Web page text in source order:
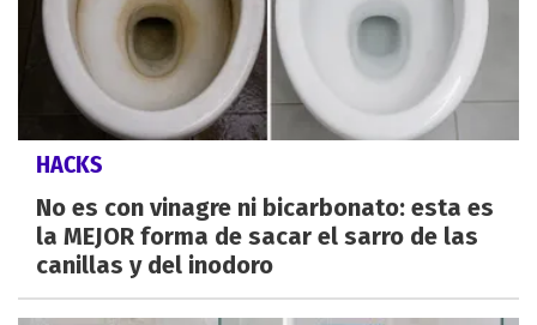
HACKS
No es con vinagre ni bicarbonato: esta es
la MEJOR forma de sacar el sarro de las
canillas y del inodoro